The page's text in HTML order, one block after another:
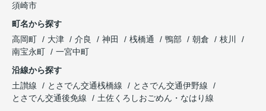
須崎市
町名から探す
高岡町
大津 介良 神田 桟橋通 鴨部 朝倉
枝川
南宝永町
一宮中町
沿線から探す
土讃線
とさでん交通桟橋線
とさでん交通伊野線
とさでん交通後免線
土佐くろしおごめん・なはり線